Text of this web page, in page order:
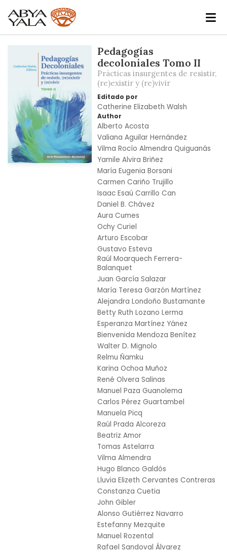
the
images
gallery
Pedagogías
decoloniales Tomo II
Prácticas insurgentes de resistir,
(re)existir y (re)vivir
Editado por
Catherine Elizabeth Walsh
Author
Alberto Acosta
Valiana Aguilar Hernández
Vilma Rocío Almendra Quiguanás
Yamile Alvira Briñez
María Eugenia Borsani
Carmen Cariño Trujillo
Isaac Esaú Carrillo Can
Daniel B. Chávez
Aura Cumes
Ochy Curiel
Arturo Escobar
Gustavo Esteva
Raúl Moarquech Ferrera-
Balanquet
Juan García Salazar
María Teresa Garzón Martínez
Alejandra Londoño Bustamante
Betty Ruth Lozano Lerma
Esperanza Martínez Yánez
Bienvenida Mendoza Benítez
Walter D. Mignolo
Relmu Ñamku
Karina Ochoa Muñoz
René Olvera Salinas
Manuel Paza Guanolema
Carlos Pérez Guartambel
Manuela Picq
Raúl Prada Alcoreza
Beatriz Amor
Tomas Astelarra
Vilma Almendra
Hugo Blanco Galdós
Lluvia Elizeth Cervantes Contreras
Constanza Cuetia
John Gibler
Alonso Gutiérrez Navarro
Estefanny Mezquite
Manuel Rozental
Rafael Sandoval Álvarez